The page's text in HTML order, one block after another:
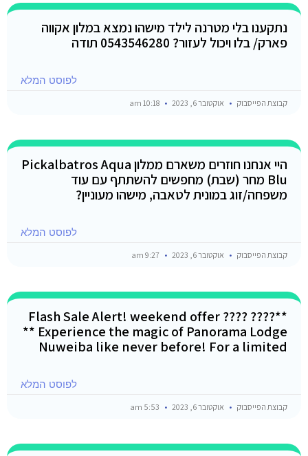
נתקענו בלי מטרנה לילד מישהו נמצא במלון אקווה
פארק/ בלו ויכול לעזור? 0543546280 תודה
לפוסט המלא
קבוצת הפייסבוק אוקטובר 6, 2023
היי אנחנו חוזרים משארם ממלון Pickalbatros Aqua
Blu מחר (שבת) מחפשים להשתתף עם עוד
משפחה/זוג במונית לטאבה, מישהו מעוניין?
לפוסט המלא
קבוצת הפייסבוק אוקטובר 6, 2023
**???? Flash Sale Alert! weekend offer ????
** Experience the magic of Panorama Lodge
Nuweiba like never before! For a limited
לפוסט המלא
קבוצת הפייסבוק אוקטובר 6, 2023